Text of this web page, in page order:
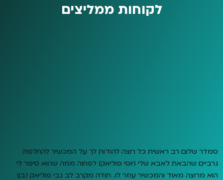
לקוחות ממליצים
סמדר שלום רב ראשית כל רוצה להודות לך על המכשיר להחלפת
גרביים שהבאת לאבא שלי (יוסי פוליאק) לפחוה ממה שהוא סיפר לי
הוא מרוצה מאוד והמכשיר עוזר לו. תודה מקרב לב גבי פוליאק (בן)